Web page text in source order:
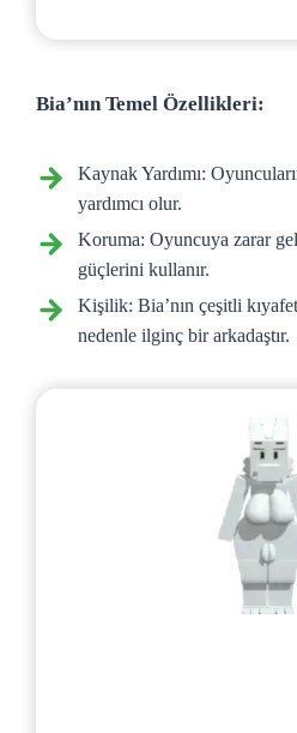
Bia’nın Temel Özellikleri:
Kaynak Yardımı:
yardımcı olur.
Koruma: Oyuncuya zarar
güçlerini kullanır.
Kişilik: Bia’nın çeşitli
nedenle ilginç bir arkadaştır.